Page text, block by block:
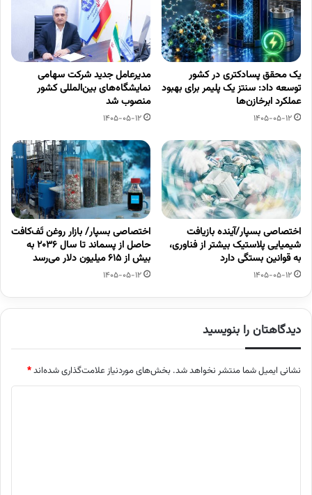
یک محقق پسادکتری در کشور
توسعه داد: سنتز یک پلیمر برای بهبود
عملکرد ابرخازن‌ها
1405-05-12
مدیرعامل جدید شرکت سهامی
نمایشگاه‌های بین‌المللی کشور
منصوب شد
1405-05-12
اختصاصی بسپار/آینده بازیافت
شیمیایی پلاستیک بیشتر از فناوری،
به قوانین بستگی دارد
1405-05-12
اختصاصی بسپار/ بازار روغن تَف‌کافت
حاصل از پسماند تا سال ۲۰۳۶ به
بیش از ۶۱۵ میلیون دلار می‌رسد
1405-05-12
دیدگاهتان را بنویسید
نشانی ایمیل شما منتشر نخواهد شد. بخش‌های موردنیاز علامت‌گذاری شده‌اند*